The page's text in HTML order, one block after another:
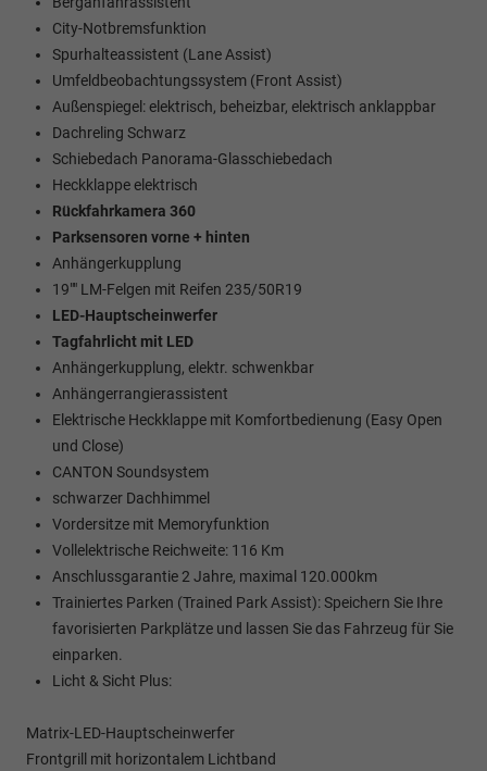
City-Notbremsfunktion
Spurhalteassistent (Lane Assist)
Umfeldbeobachtungssystem (Front Assist)
Außenspiegel: elektrisch, beheizbar, elektrisch anklappbar
Dachreling Schwarz
Schiebedach Panorama-Glasschiebedach
Heckklappe elektrisch
Rückfahrkamera 360
Parksensoren vorne + hinten
Anhängerkupplung
19"" LM-Felgen mit Reifen 235/50R19
LED-Hauptscheinwerfer
Tagfahrlicht mit LED
Anhängerkupplung, elektr. schwenkbar
Anhängerrangierassistent
Elektrische Heckklappe mit Komfortbedienung (Easy Open
und Close)
CANTON Soundsystem
schwarzer Dachhimmel
Vordersitze mit Memoryfunktion
Vollelektrische Reichweite: 116 Km
Anschlussgarantie 2 Jahre, maximal 120.000km
Trainiertes Parken (Trained Park Assist): Speichern Sie Ihre
favorisierten Parkplätze und lassen Sie das Fahrzeug für Sie
einparken.
Licht & Sicht Plus:
Matrix-LED-Hauptscheinwerfer
Frontgrill mit horizontalem Lichtband